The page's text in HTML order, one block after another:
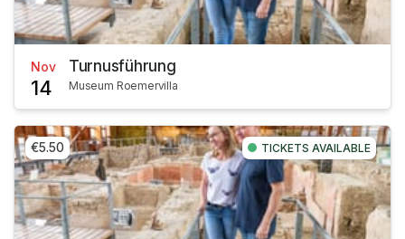
Nov
14
Turnusführung
Museum Roemervilla
€5.50 TICKETS AVAILABLE